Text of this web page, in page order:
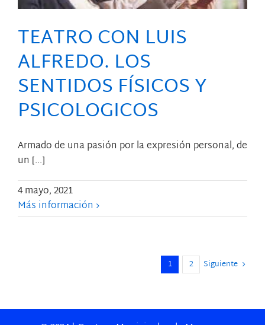
TEATRO CON LUIS
ALFREDO. LOS
SENTIDOS FÍSICOS Y
PSICOLOGICOS
Armado de una pasión por la expresión personal, de
un [...]
4 mayo, 2021
Más información
1 2 Siguiente